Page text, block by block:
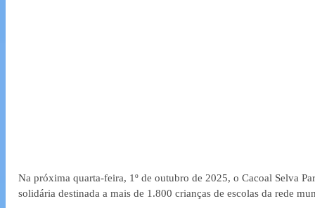
Na próxima quarta-feira, 1º de outubro de 2025, o Cacoal Selva
solidária destinada a mais de 1.800 crianças de escolas da rede